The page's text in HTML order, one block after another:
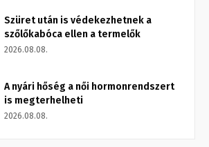
Szüret után is védekezhetnek a
szőlőkabóca ellen a termelők
2026.08.08.
A nyári hőség a női hormonrendszert
is megterhelheti
2026.08.08.